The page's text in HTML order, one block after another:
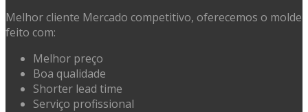
Melhor cliente Mercado competitivo, oferecemos o molde
feito com:
Melhor preço
Boa qualidade
Shorter lead time
Serviço profissional